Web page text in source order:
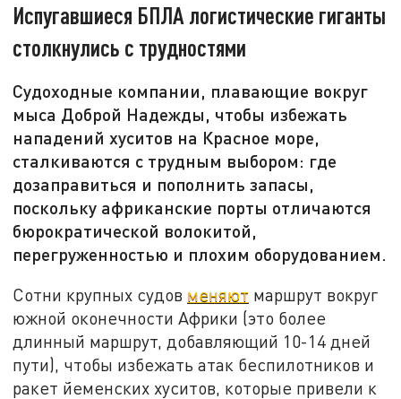
Испугавшиеся БПЛА логистические гиганты
столкнулись с трудностями
Судоходные компании, плавающие вокруг
мыса Доброй Надежды, чтобы избежать
нападений хуситов на Красное море,
сталкиваются с трудным выбором: где
дозаправиться и пополнить запасы,
поскольку африканские порты отличаются
бюрократической волокитой,
перегруженностью и плохим оборудованием.
Сотни крупных судов меняют маршрут вокруг
южной оконечности Африки (это более
длинный маршрут, добавляющий 10-14 дней
пути), чтобы избежать атак беспилотников и
ракет йеменских хуситов, которые привели к